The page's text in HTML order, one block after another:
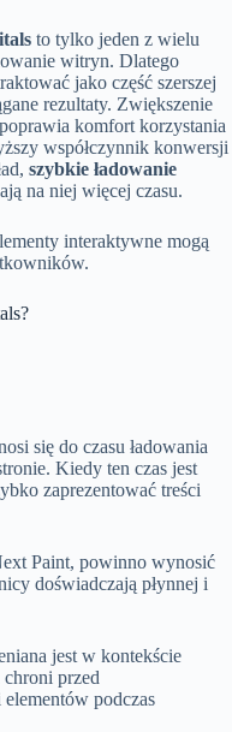
to tylko jeden z wielu
witryn. Dlatego
jako część szerszej
rezultaty. Zwiększenie
komfort korzystania
współczynnik konwersji
szybkie ładowanie
na niej więcej czasu.
interaktywne mogą
się do czasu ładowania
Kiedy ten czas jest
zaprezentować treści
Paint, powinno wynosić
doświadczają płynnej i
jest w kontekście
chroni przed
podczas